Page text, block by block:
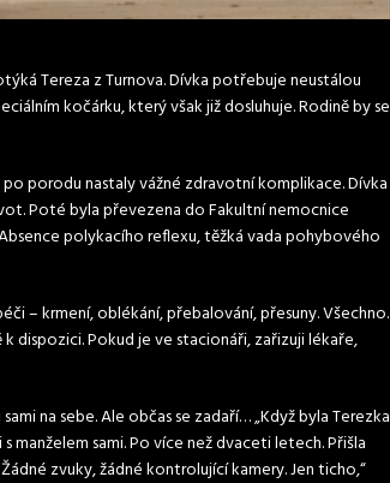
Tereza z Turnova. Dívka potřebuje neustálou
kočárku, který však již dosluhuje. Rodině by se
porodu nastaly vážné zdravotní komplikace. Dívka
Poté byla převezena do Fakultní nemocnice
polykacího reflexu, těžká vada pohybového
– krmení, oblékání, přebalování, přesuny. Všechno.
dispozici. Pokud je ve stacionáři, zařizuji lékaře,
na sebe. Ale občas se zadaří… „Když byla Terezka
sami. Po více než dvaceti letech. Přišla
zvuky, žádné kontrolující kamery. Jen ticho,“